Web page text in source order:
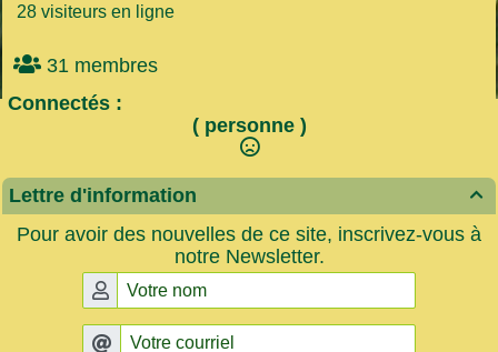
28 visiteurs en ligne
31 membres
Connectés :
( personne )

Lettre d'information
Pour avoir des nouvelles de ce site, inscrivez-vous à
notre Newsletter.